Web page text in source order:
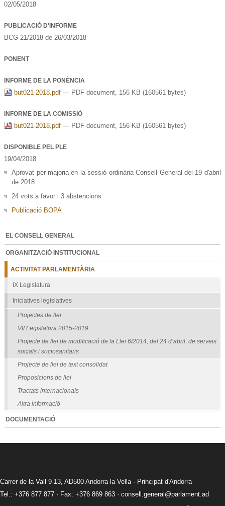
02/05/2018
PUBLICACIÓ D'INFORME
BCG 21/2018 de 26/03/2018
PONENT
INFORME DE LA PONÈNCIA
but021-2018.pdf— PDF document, 156 KB (160561 bytes)
INFORME DE LA COMISSIÓ
but021-2018.pdf— PDF document, 156 KB (160561 bytes)
DISPONIBLE PEL PLE
19/04/2018
Aprovat per majoria en la sessió ordinària Consell General del 19 d'abril
de 2018
24 vots a favor i 3 abstencions
Publicació BOPA
EL CONSELL GENERAL
ORGANITZACIÓ INSTITUCIONAL
ACTIVITAT PARLAMENTÀRIA
IX Legislatura
Iniciatives legislatives
Projectes de llei
VII Legislatura 2015-2019
Projecte de llei de modificació de la Llei 6/2014, del 24 d’abril, de serveis
socials i sociosanitaris
Projecte de llei de text consolidat
Proposicions de llei
Tractats internacionals
Altra informació
DOCUMENTACIÓ
Carrer de la Vall 9-13, AD500 Andorra la Vella · Principat d'Andorra
Tel.: +376 877 877 · Fax: +376 869 863 · consell.general@parlament.ad